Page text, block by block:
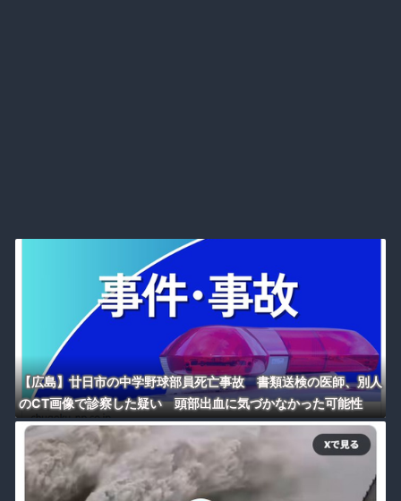
【広島】廿日市の中学野球部員死亡事故 書類送検の医師、別人
のCT画像で診察した疑い 頭部出血に気づかなかった可能性